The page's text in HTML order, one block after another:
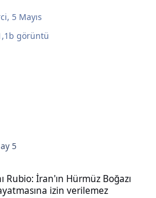
, 5 Mayıs
görüntü
5
Rubio: İran'ın Hürmüz Boğazı
izin verilemez